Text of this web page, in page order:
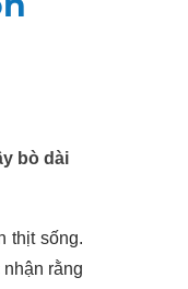
bò dài
thịt sống.
rằng